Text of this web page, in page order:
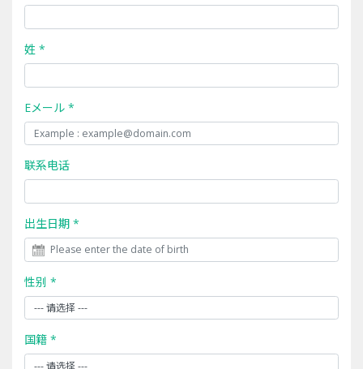
姓 *
Eメール *
联系电话
出生日期 *
性别 *
国籍 *